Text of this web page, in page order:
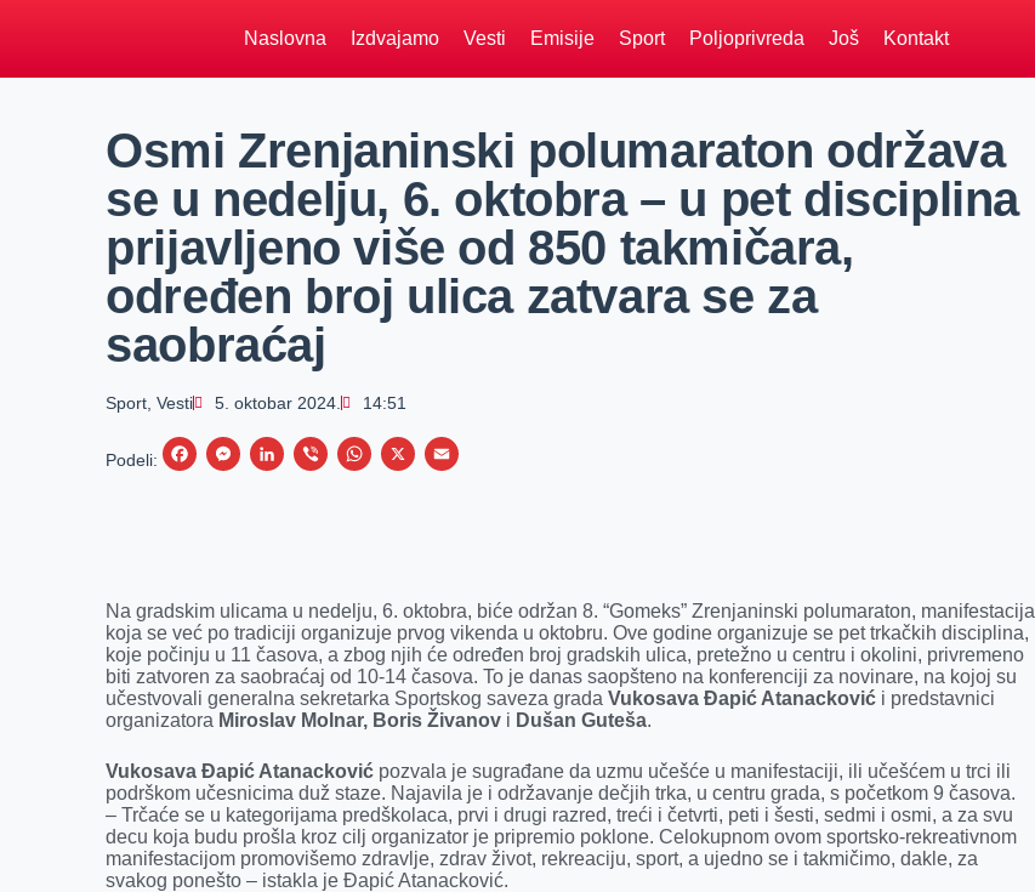
Naslovna Izdvajamo Vesti Emisije Sport Poljoprivreda Još Kontakt
Osmi Zrenjaninski polumaraton održava
se u nedelju, 6. oktobra – u pet disciplina
prijavljeno više od 850 takmičara,
određen broj ulica zatvara se za
saobraćaj
Sport ,Vesti 5. oktobar 2024. 14:51
Podeli:
F
o
o
k
M
n
g
e
r
L
d
I
n
V
W
A
p
p
X
Na gradskim ulicama u nedelju, 6. oktobra, biće održan 8. “Gomeks” Zrenjaninski polumaraton, manifestacija
koja se već po tradiciji organizuje prvog vikenda u oktobru. Ove godine organizuje se pet trkačkih disciplina,
koje počinju u 11 časova, a zbog njih će određen broj gradskih ulica, pretežno u centru i okolini, privremeno
biti zatvoren za saobraćaj od 10-14 časova. To je danas saopšteno na konferenciji za novinare, na kojoj su
učestvovali generalna sekretarka Sportskog saveza gradaVukosava Đapić Atanacković i predstavnici
organizatora Miroslav Molnar, Boris Živanov i Dušan Guteša.
Vukosava Đapić Atanacković pozvala je sugrađane da uzmu učešće u manifestaciji, ili učešćem u trci ili
podrškom učesnicima duž staze. Najavila je i održavanje dečjih trka, u centru grada, s početkom 9 časova.
– Trčaće se u kategorijama predškolaca, prvi i drugi razred, treći i četvrti, peti i šesti, sedmi i osmi, a za svu
decu koja budu prošla kroz cilj organizator je pripremio poklone. Celokupnom ovom sportsko-rekreativnom
manifestacijom promovišemo zdravlje, zdrav život, rekreaciju, sport, a ujedno se i takmičimo, dakle, za
svakog ponešto – istakla je Đapić Atanacković.